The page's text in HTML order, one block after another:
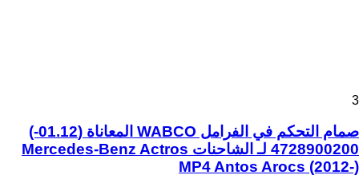
3
صمام التحكم في الفرامل WABCO المعاناة (01.12-)
4728900200 لـ الشاحنات Mercedes-Benz Actros
MP4 Antos Arocs (2012-)